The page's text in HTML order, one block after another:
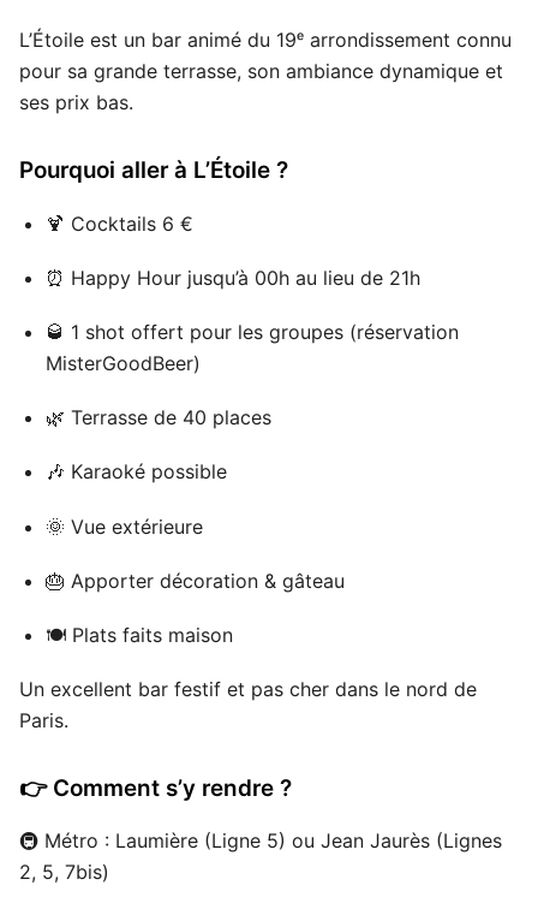
L’Étoile est un bar animé du 19ᵉ arrondissement connu
pour sa grande terrasse, son ambiance dynamique et
ses prix bas.
Pourquoi aller à L’Étoile ?
🍹 Cocktails 6 €
⏰ Happy Hour jusqu’à 00h au lieu de 21h
🥃 1 shot offert pour les groupes (réservation
MisterGoodBeer)
🌿 Terrasse de 40 places
🎶 Karaoké possible
🌞 Vue extérieure
🎂 Apporter décoration & gâteau
🍽 Plats faits maison
Un excellent bar festif et pas cher dans le nord de
Paris.
👉 Comment s’y rendre ?
🚇 Métro : Laumière (Ligne 5) ou Jean Jaurès (Lignes
2, 5, 7bis)